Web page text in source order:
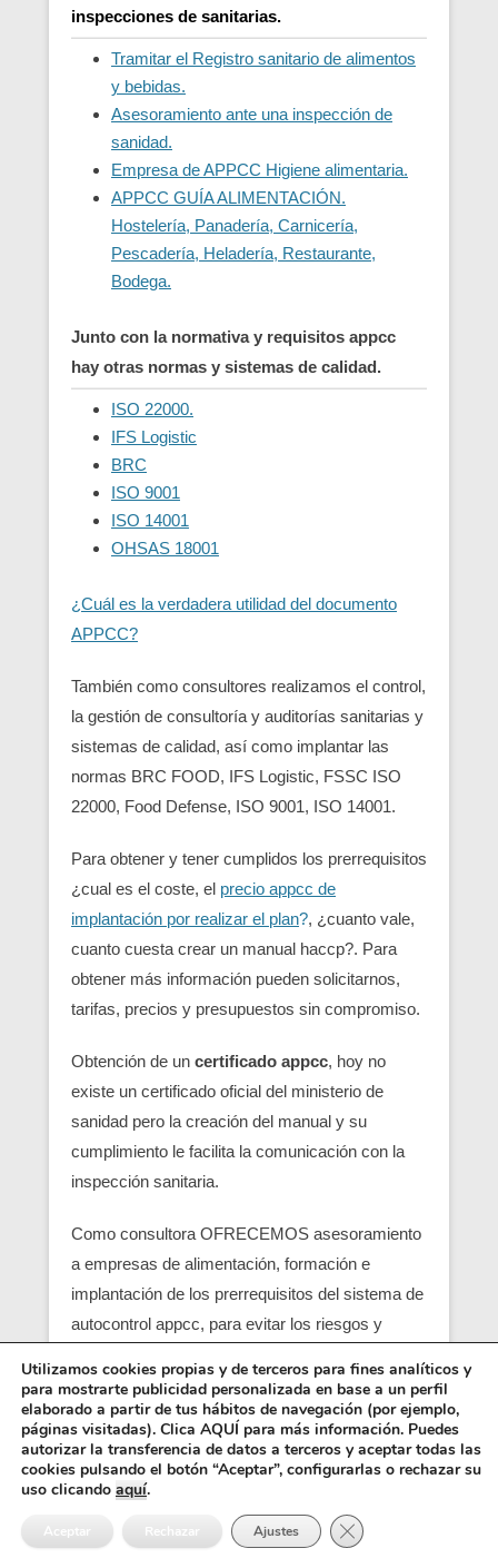
inspecciones de sanitarias.
Tramitar el Registro sanitario de alimentos
y bebidas.
Asesoramiento ante una inspección de
sanidad.
Empresa de APPCC Higiene alimentaria.
APPCC GUÍA ALIMENTACIÓN.
Hostelería, Panadería, Carnicería,
Pescadería, Heladería, Restaurante,
Bodega.
Junto con la normativa y requisitos appcc
hay otras normas y sistemas de calidad.
ISO 22000.
IFS Logistic
BRC
ISO 9001
ISO 14001
OHSAS 18001
¿Cuál es la verdadera utilidad del documento
APPCC?
También como consultores realizamos el control,
la gestión de consultoría y auditorías sanitarias y
sistemas de calidad, así como implantar las
normas BRC FOOD, IFS Logistic, FSSC ISO
22000, Food Defense, ISO 9001, ISO 14001.
Para obtener y tener cumplidos los prerrequisitos
¿cual es el coste, el precio appcc de
implantación por realizar el plan?, ¿cuanto vale,
cuanto cuesta crear un manual haccp?. Para
obtener más información pueden solicitarnos,
tarifas, precios y presupuestos sin compromiso.
Obtención de un certificado appcc, hoy no
existe un certificado oficial del ministerio de
sanidad pero la creación del manual y su
cumplimiento le facilita la comunicación con la
inspección sanitaria.
Como consultora OFRECEMOS asesoramiento
a empresas de alimentación, formación e
implantación de los prerrequisitos del sistema de
autocontrol appcc, para evitar los riesgos y
localizando en su empresa los pcc (puntos
críticos) y obtener un servicio con una correcta
seguridad alimentaria.
Entre los requisitos está el control y el análisis de
cada punto crítico, junto con el registro sanitario,
Utilizamos cookies propias y de terceros para fines analíticos y
para mostrarte publicidad personalizada en base a un perfil
elaborado a partir de tus hábitos de navegación (por ejemplo,
páginas visitadas). Clica AQUÍ para más información. Puedes
autorizar la transferencia de datos a terceros y aceptar todas las
cookies pulsando el botón “Aceptar”, configurarlas o rechazar su
uso clicando aquí.
Aceptar Rechazar Ajustes Cerrar el banner de